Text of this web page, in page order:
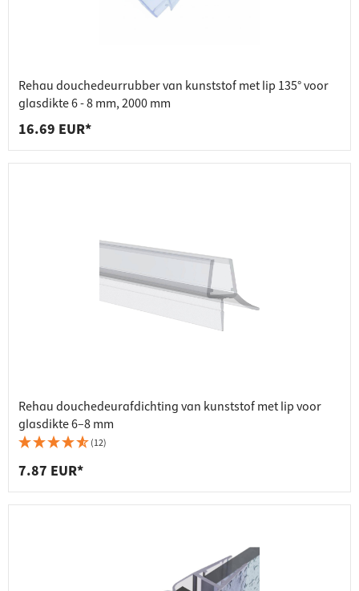
Rehau douchedeurrubber van kunststof met lip 135° voor
glasdikte 6 - 8 mm, 2000 mm
16.69 EUR*
Rehau douchedeurafdichting van kunststof met lip voor
glasdikte 6–8 mm
(12)
7.87 EUR*